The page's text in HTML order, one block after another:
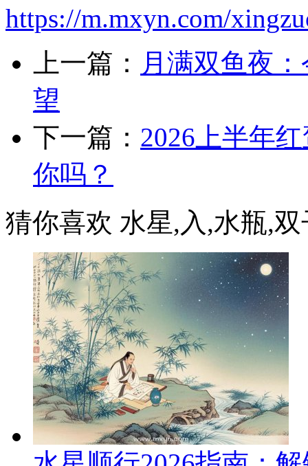
https://m.mxyn.com/
上一篇： 月满双鱼夜
望
下一篇： 2026上半年
你吗？
猜你喜欢 水星,入,水瓶,